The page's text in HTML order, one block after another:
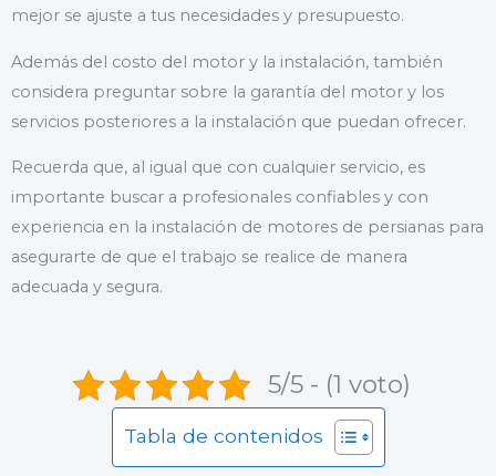
mejor se ajuste a tus necesidades y presupuesto.
Además del costo del motor y la instalación, también
considera preguntar sobre la garantía del motor y los
servicios posteriores a la instalación que puedan ofrecer.
Recuerda que, al igual que con cualquier servicio, es
importante buscar a profesionales confiables y con
experiencia en la instalación de motores de persianas para
asegurarte de que el trabajo se realice de manera
adecuada y segura.
5/5 - (1 voto)
Tabla de contenidos